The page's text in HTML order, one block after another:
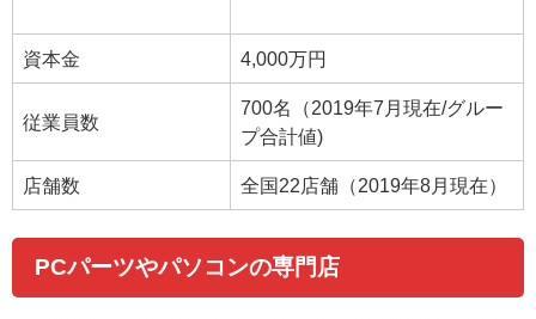
資本金 4,000万円
従業員数
700名（2019年7月現在/グルー
プ合計値)
店舗数 全国22店舗（2019年8月現在）
PCパーツやパソコンの専門店